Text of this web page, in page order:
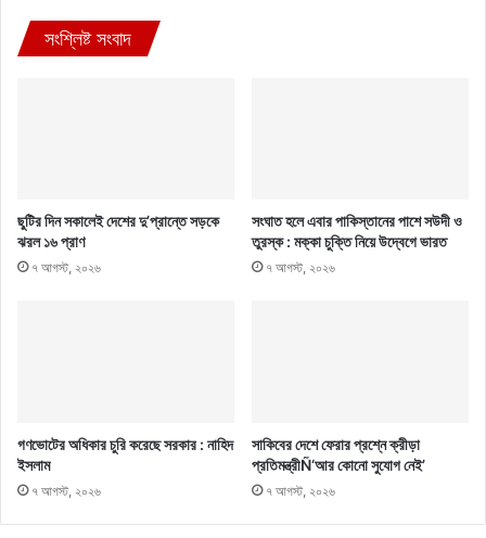
সংশ্লিষ্ট সংবাদ
ছুটির দিন সকালেই দেশের দু’প্রান্তে সড়কে
ঝরল ১৬ প্রাণ
৭ আগস্ট, ২০২৬
সংঘাত হলে এবার পাকিস্তানের পাশে সউদী ও
তুরস্ক : মক্কা চুক্তি নিয়ে উদ্বেগে ভারত
৭ আগস্ট, ২০২৬
গণভোটের অধিকার চুরি করেছে সরকার : নাহিদ
ইসলাম
৭ আগস্ট, ২০২৬
সাকিবের দেশে ফেরার প্রশ্নে ক্রীড়া
প্রতিমন্ত্রীÑ‘আর কোনো সুযোগ নেই’
৭ আগস্ট, ২০২৬